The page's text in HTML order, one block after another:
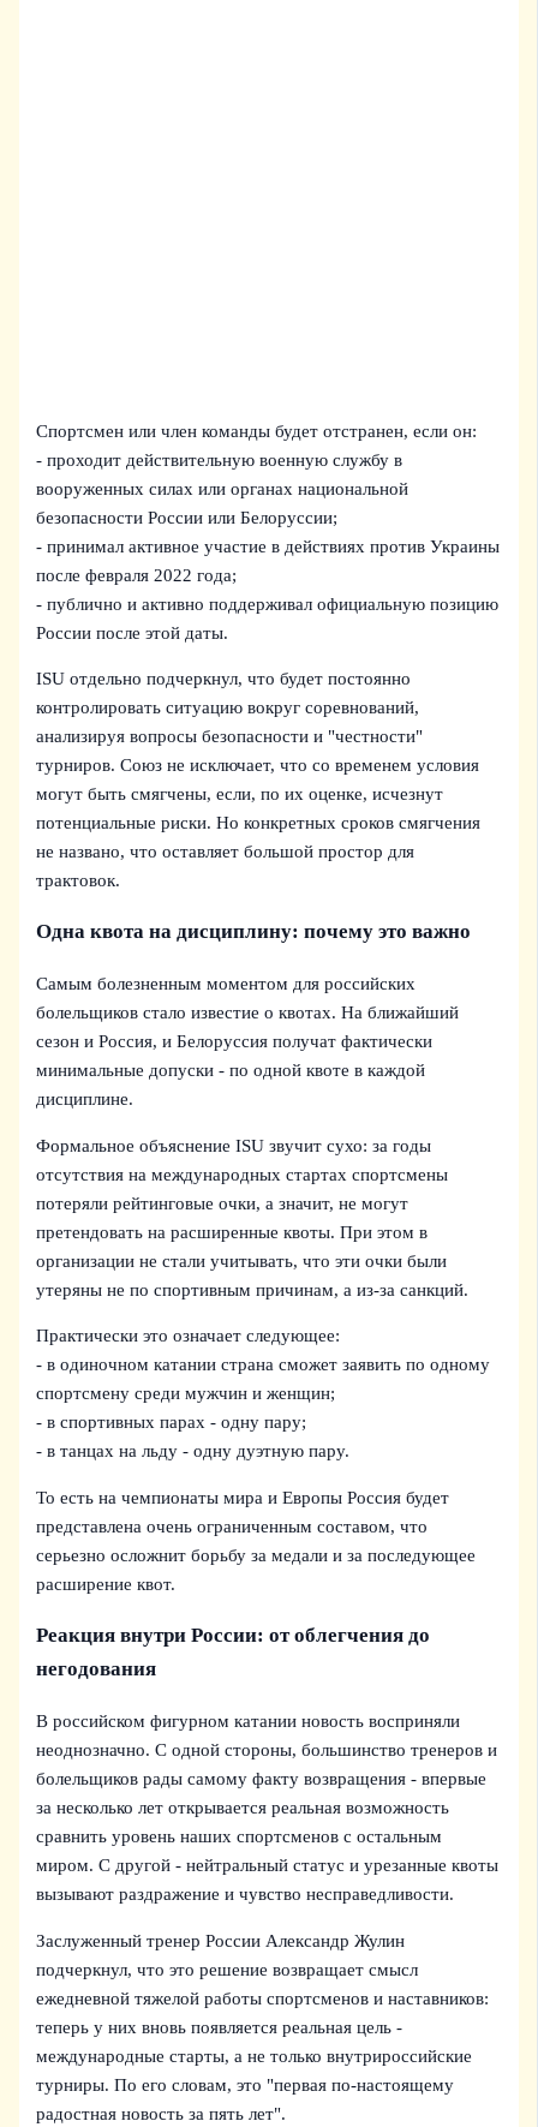
Спортсмен или член команды будет отстранен, если он:
- проходит действительную военную службу в
вооруженных силах или органах национальной
безопасности России или Белоруссии;
- принимал активное участие в действиях против Украины
после февраля 2022 года;
- публично и активно поддерживал официальную позицию
России после этой даты.
ISU отдельно подчеркнул, что будет постоянно
контролировать ситуацию вокруг соревнований,
анализируя вопросы безопасности и "честности"
турниров. Союз не исключает, что со временем условия
могут быть смягчены, если, по их оценке, исчезнут
потенциальные риски. Но конкретных сроков смягчения
не названо, что оставляет большой простор для
трактовок.
Одна квота на дисциплину: почему это важно
Самым болезненным моментом для российских
болельщиков стало известие о квотах. На ближайший
сезон и Россия, и Белоруссия получат фактически
минимальные допуски - по одной квоте в каждой
дисциплине.
Формальное объяснение ISU звучит сухо: за годы
отсутствия на международных стартах спортсмены
потеряли рейтинговые очки, а значит, не могут
претендовать на расширенные квоты. При этом в
организации не стали учитывать, что эти очки были
утеряны не по спортивным причинам, а из-за санкций.
Практически это означает следующее:
- в одиночном катании страна сможет заявить по одному
спортсмену среди мужчин и женщин;
- в спортивных парах - одну пару;
- в танцах на льду - одну дуэтную пару.
То есть на чемпионаты мира и Европы Россия будет
представлена очень ограниченным составом, что
серьезно осложнит борьбу за медали и за последующее
расширение квот.
Реакция внутри России: от облегчения до
негодования
В российском фигурном катании новость восприняли
неоднозначно. С одной стороны, большинство тренеров и
болельщиков рады самому факту возвращения - впервые
за несколько лет открывается реальная возможность
сравнить уровень наших спортсменов с остальным
миром. С другой - нейтральный статус и урезанные квоты
вызывают раздражение и чувство несправедливости.
Заслуженный тренер России Александр Жулин
подчеркнул, что это решение возвращает смысл
ежедневной тяжелой работы спортсменов и наставников:
теперь у них вновь появляется реальная цель -
международные старты, а не только внутрироссийские
турниры. По его словам, это "первая по-настоящему
радостная новость за пять лет".